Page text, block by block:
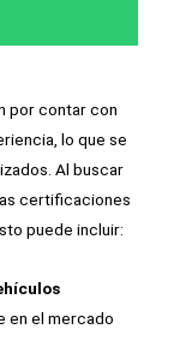
por contar con
lo que se
Al buscar
certificaciones
puede incluir:
en el mercado